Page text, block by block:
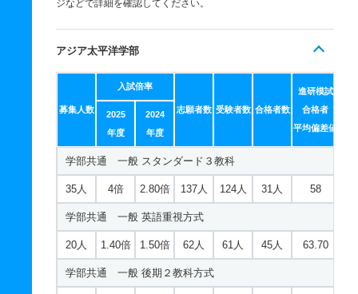
ジなどで詳細を確認してください。
アジア太平洋学部
募集人数
入試倍率
志願者数 受験者数 合格者数
進研模試
合格者
平均偏差値
2025
年度
2024
年度
学部共通 一般 スタンダード３教科
35人 4倍 2.80倍 137人 124人 31人 58
学部共通 一般 英語重視方式
20人 1.40倍 1.50倍 62人 61人 45人 63.70
学部共通 一般 後期２教科方式